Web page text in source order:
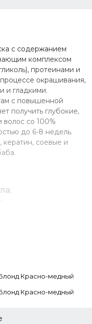
с содержанием
комплексом
протеинами и
окрашивания,
и гладкими.
с повышенной
получить глубокие,
со 100%
до 6-8 недель.
соевые и
комплекс
кожей.
Оттенки
Красно-медный
Красно-медный